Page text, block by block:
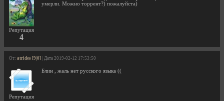
Репутация
4
умерли. Можно торрент?) пожалуйста)
От: atrides [9|0] | Дата 2019-02-12 17:53:50
Репутация
Блин , жаль нет русского языка ((